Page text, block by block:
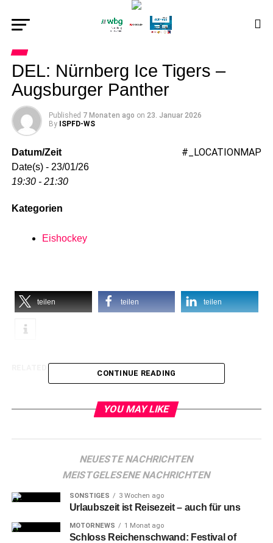
DEL: Nürnberg Ice Tigers –
Augsburger Panther
Published 7 Monaten ago on 23. Januar 2026
By ISPFD-WS
#_LOCATIONMAP
Datum/Zeit
Date(s) - 23/01/26
19:30 - 21:30
Kategorien
Eishockey
teilen teilen teilen
RELATED TOPICS:
CONTINUE READING
YOU MAY LIKE
NEUESTE NACHRICHTEN
MEISTGELESENE NACHRICHTEN
SONSTIGES 3 Wochen ago
Urlaubszeit ist Reisezeit – auch für uns
MOTORNEWS 1 Monat ago
Schloss Reichenschwand: Festival of